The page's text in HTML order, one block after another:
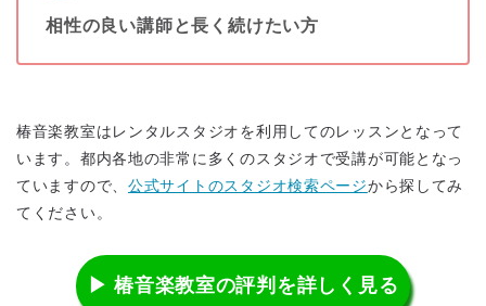
相性の良い講師と長く続けたい方
椿音楽教室はレンタルスタジオを利用してのレッスンとなって
います。都内各地の非常に多くのスタジオで受講が可能となっ
ていますので、公式サイトのスタジオ検索ページから探してみ
てください。
▶ 椿音楽教室の評判を詳しく見る